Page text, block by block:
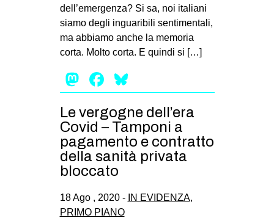
dell’emergenza? Si sa, noi italiani
siamo degli inguaribili sentimentali,
ma abbiamo anche la memoria
corta. Molto corta. E quindi si […]
Mastodon
Facebook
Le vergogne dell’era
Covid – Tamponi a
pagamento e contratto
della sanità privata
bloccato
18 Ago , 2020 - IN EVIDENZA,
PRIMO PIANO